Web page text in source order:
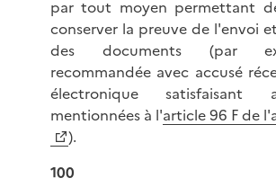
par tout moyen permettant
conserver la preuve de l'envoi
des documents (par
recommandée avec accusé
électronique satisfaisant
mentionnées à l'article 96 F de
).
100